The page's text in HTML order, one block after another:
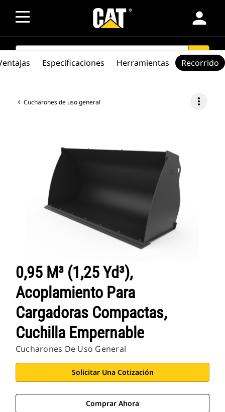
person
SEARCH search
Cucharones de uso general more_vert
0,95 M³ (1,25 Yd³),
Acoplamiento Para
Cargadoras Compactas,
Cuchilla Empernable
Cucharones De Uso General
Solicitar Una Cotización
Comprar Ahora
Especificaciones Herramientas Recorrido